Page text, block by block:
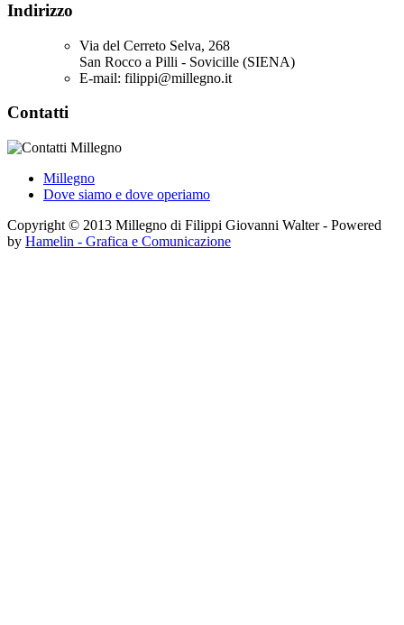
Indirizzo
Via del Cerreto Selva, 268
San Rocco a Pilli - Sovicille (SIENA)
E-mail: filippi@millegno.it
Contatti
Millegno
Dove siamo e dove operiamo
Copyright © 2013 Millegno di Filippi Giovanni Walter - Powered
by Hamelin - Grafica e Comunicazione